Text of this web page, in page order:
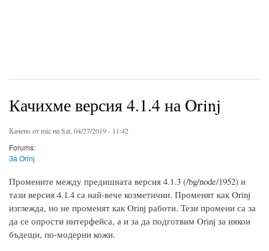
Качихме версия 4.1.4 на Orinj
Качено отmicна Sat, 04/27/2019 - 11:42
Forums:
За Orinj
Промените между предишната версия 4.1.3 (/bg/node/1952) и
тази версия 4.1.4 са най-вече козметични. Променят как Orinj
изглежда, но не променят как Orinj работи. Тези промени са за
да се опрости интерфейса, а и за да подготвим Orinj за някои
бъдещи, по-модерни кожи.